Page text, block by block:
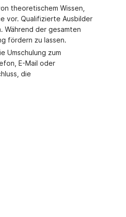
theoretischem Wissen,
vor. Qualifizierte Ausbilder
Während der gesamten
fördern zu lassen.
Umschulung zum
E-Mail oder
die